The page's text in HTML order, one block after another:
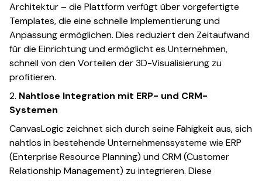
Architektur – die Plattform verfügt über vorgefertigte
Templates, die eine schnelle Implementierung und
Anpassung ermöglichen. Dies reduziert den Zeitaufwand
für die Einrichtung und ermöglicht es Unternehmen,
schnell von den Vorteilen der 3D-Visualisierung zu
profitieren.
2. Nahtlose Integration mit ERP- und CRM-
Systemen
CanvasLogic zeichnet sich durch seine Fähigkeit aus, sich
nahtlos in bestehende Unternehmenssysteme wie ERP
(Enterprise Resource Planning) und CRM (Customer
Relationship Management) zu integrieren. Diese